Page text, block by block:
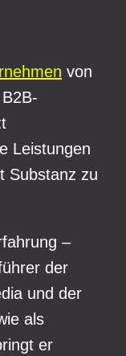
von
Leistungen
Substanz zu
–
der
und der
als
er